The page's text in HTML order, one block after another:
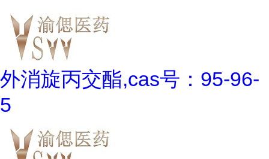
外消旋丙交酯,cas号：95-96-
5